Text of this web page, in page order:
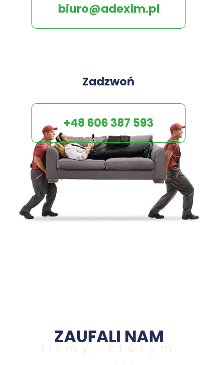
biuro@adexim.pl
Zadzwoń
+48 606 387 593
ZAUFALI NAM